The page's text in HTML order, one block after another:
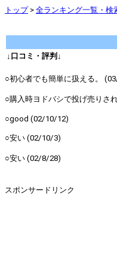
トップ> 全ランキング一覧・検
↓口コミ・評判↓
○初心者でも簡単に扱える。
○購入時ヨドバシで投げ売りさ
○good (02/10/12)
○安い (02/10/3)
○安い (02/8/28)
スポンサードリンク